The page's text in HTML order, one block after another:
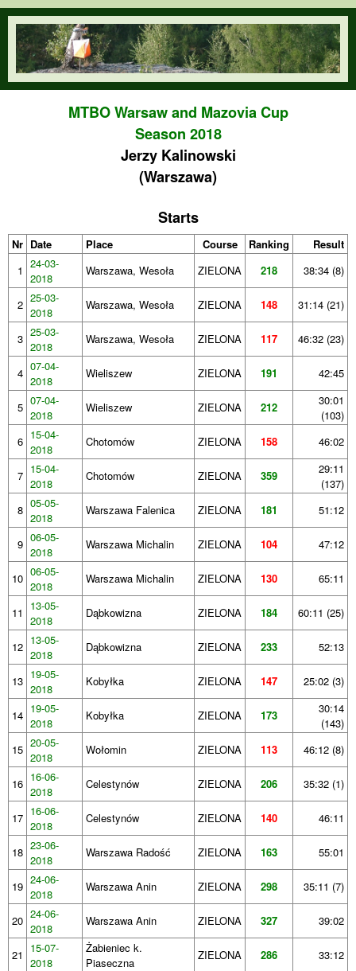
Skip to main content
orienteering.waw.pl
MTBO Warsaw and Mazovia Cup
Season 2018
Jerzy Kalinowski
(Warszawa)
Starts
Nr Date Place Course Ranking
Result
1 24-03-
2018
Warszawa, Wesoła ZIELONA 218 38:34 (8)
2 25-03-
2018
Warszawa, Wesoła ZIELONA 148 31:14 (21)
3 25-03-
2018
Warszawa, Wesoła ZIELONA 117 46:32 (23)
4 07-04-
2018
Wieliszew ZIELONA 191 42:45
5 07-04-
2018
Wieliszew ZIELONA 212
30:01
(103)
6 15-04-
2018
Chotomów ZIELONA 158 46:02
7 15-04-
2018
Chotomów ZIELONA 359
29:11
(137)
8 05-05-
2018
Warszawa Falenica ZIELONA 181 51:12
9 06-05-
2018
Warszawa Michalin ZIELONA 104 47:12
10 06-05-
2018
Warszawa Michalin ZIELONA 130 65:11
11
13-05-
2018
Dąbkowizna ZIELONA 184 60:11 (25)
12 13-05-
2018
Dąbkowizna ZIELONA 233 52:13
13 19-05-
2018
Kobyłka ZIELONA 147 25:02 (3)
14 19-05-
2018
Kobyłka ZIELONA 173
30:14
(143)
15 20-05-
2018
Wołomin ZIELONA 113 46:12 (8)
16 16-06-
2018
Celestynów ZIELONA 206 35:32 (1)
17 16-06-
2018
Celestynów ZIELONA 140 46:11
18 23-06-
2018
Warszawa Radość ZIELONA 163 55:01
19 24-06-
2018
Warszawa Anin ZIELONA 298 35:11 (7)
20 24-06-
2018
Warszawa Anin ZIELONA 327 39:02
21
15-07-
2018
Żabieniec k.
Piaseczna
ZIELONA 286 33:12